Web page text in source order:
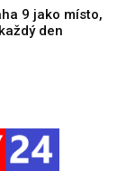
9 jako místo,
den